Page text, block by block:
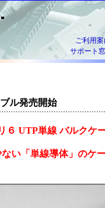
ご利用
サポート
ル発売開始
６ UTP単線 バルクケ
い 「単線導体」 のケ